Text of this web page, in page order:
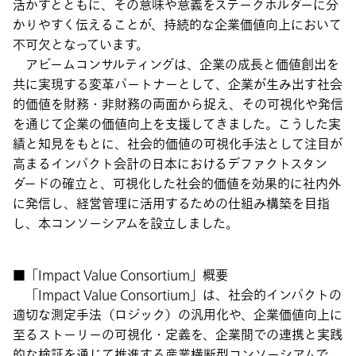
活かすとともに、その意味や意義をステークホルダーに分
かりやすく伝えることが、持続的な企業価値向上において
不可欠となっています。
アビームコンサルティングは、企業の成長と価値創出を
共に実現する変革パートナーとして、企業が生み出す社会
的価値を財務・非財務の両面から捉え、その可視化や発信
を通じて企業の価値向上を支援してきました。こうした実
績と知見をもとに、社会的価値の可視化手法として注目が
高まるインパクト会計の日本におけるデファクトスタン
ダードの確立と、可視化した社会的価値を効果的に社内外
に発信し、経営管理に活用するための仕組み構築を目指
し、本コンソーシアムを設立しました。
■「Impact Value Consortium」概要
「Impact Value Consortium」は、社会的インパクトの
適切な測定手法（ロジック）の汎用化や、企業価値向上に
至るストーリーの可視化・定義を、企業間での連携と実践